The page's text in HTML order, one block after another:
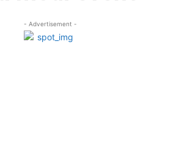
- Advertisement -